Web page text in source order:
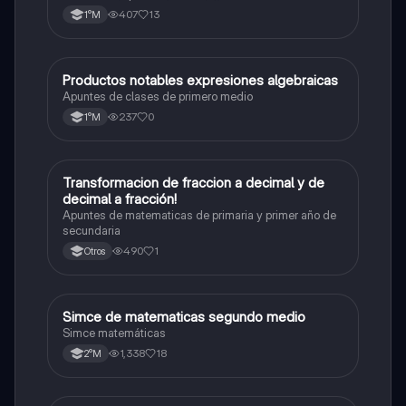
1°M 407 13
Matemáticas
Productos notables expresiones algebraicas
Apuntes de clases de primero medio
1°M 237 0
Matemáticas
Transformacion de fraccion a decimal y de
decimal a fracción!
Apuntes de matematicas de primaria y primer año de
secundaria
Otros 490 1
Matemáticas
Simce de matematicas segundo medio
Simce matemáticas
2°M 1,338 18